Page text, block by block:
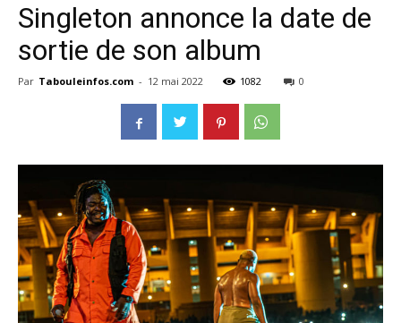
Singleton annonce la date de
sortie de son album
Par Tabouleinfos.com - 12 mai 2022 1082 0